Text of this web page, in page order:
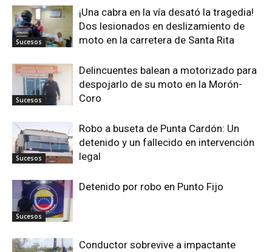
Sucesos
¡Una cabra en la vía desató la tragedia!
Dos lesionados en deslizamiento de
moto en la carretera de Santa Rita
Sucesos
Delincuentes balean a motorizado para
despojarlo de su moto en la Morón-
Coro
Sucesos
Robo a buseta de Punta Cardón: Un
detenido y un fallecido en intervención
legal
Sucesos
Detenido por robo en Punto Fijo
Conductor sobrevive a impactante